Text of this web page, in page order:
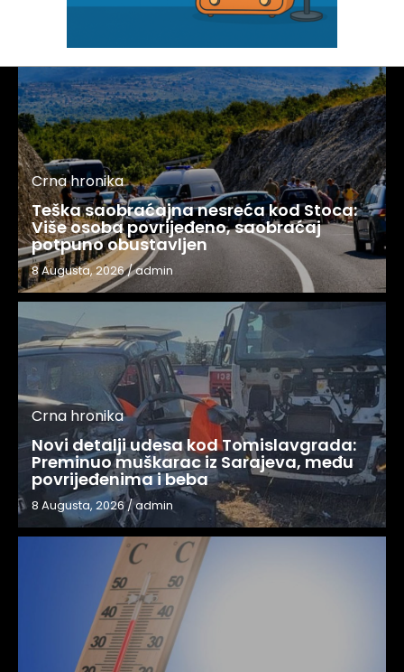
Crna hronika
Teška saobraćajna nesreća kod Stoca:
Više osoba povrijeđeno, saobraćaj
potpuno obustavljen
8 Augusta, 2026/admin
Crna hronika
Novi detalji udesa kod Tomislavgrada:
Preminuo muškarac iz Sarajeva, među
povrijeđenima i beba
8 Augusta, 2026/admin